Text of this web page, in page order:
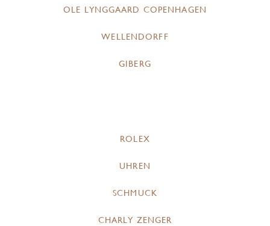
OLE LYNGGAARD COPENHAGEN
WELLENDORFF
GIBERG
ROLEX
UHREN
SCHMUCK
CHARLY ZENGER